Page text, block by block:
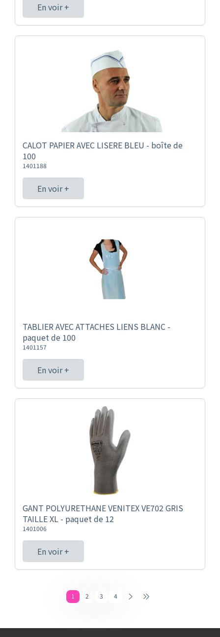
En voir +
CALOT PAPIER AVEC LISERE BLEU - boîte de
100
1401188
En voir +
TABLIER AVEC ATTACHES LIENS BLANC -
paquet de 100
1401157
En voir +
GANT POLYURETHANE VENITEX VE702 GRIS
TAILLE XL - paquet de 12
1401006
En voir +
1 2 3 4